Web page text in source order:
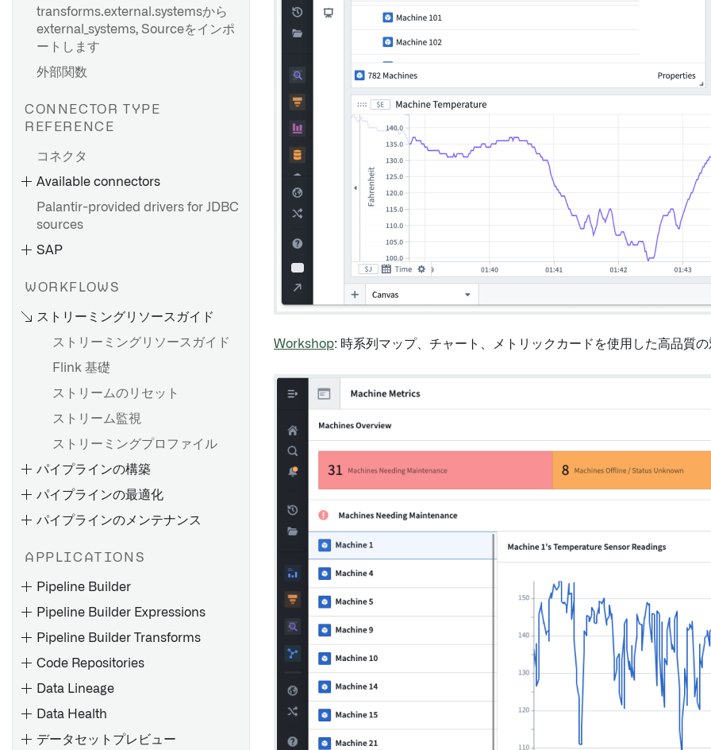
ダイレクト接続を設定する
Bootstrapperプロキシ設定
agent-worker-runtime.md
Agent proxy runtime
configuration リファレンス
証
ソースのセットアップ
ソース探索
バッチ同期を設定する
ストリーミング同期の設定
ファイルベースの同期
メディアセットの同期
ァレンス
概要
エクスポートタスク（レガシ
SDDI コックピット
設定リファレンス
HyperAuto V1からV2への移行
HyperAuto V1 FAQ
transforms.external.systemsから
external_systems, Sourceをインポ
ートします
外部関数
CONNECTOR TYPE
REFERENCE
コネクタ
Available connectors
Palantir-provided drivers for JDBC
sources
SAP
SAP アドオンのインストール
Palantir Foundry Connector
ンストール
リモートエージェントのイン
ストール
ージェントのインストール
サポートパッケージのインス
ール
SLT（SAP Landscape
Transformation Replication
RFC 接続の作成
WORKFLOWS
ストリーミングリソースガイド
ストリーミングリソースガイド
Flink 基礎
ストリームのリセット
ストリーム監視
ストリーミングプロファイル
パイプラインの構築
Pipeline Builder でバッチパ
イプラインを作成する
Pipeline Builder を使用して
ラインを作成する
コードリポジトリを使用して
パイプラインの最適化
グする
ストリームの失敗のデバッグ
メモリ不足（OOM）エラーの
トラブルシューティング
スケジュールのトラブルシュ
パイプラインのメンテナンス
APPLICATIONS
Pipeline Builder
Pipeline Builder Expressions
Pipeline Builder Transforms
Code Repositories
Data Lineage
Data Health
データセットプレビュー
Workshop: 時系列マップ、チャート、メトリックカードを使用した高品質